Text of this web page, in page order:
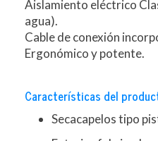
Aislamiento eléctrico
agua).
Cable de conexión
Ergonómico y potente.
Características del
Secacapelos tipo